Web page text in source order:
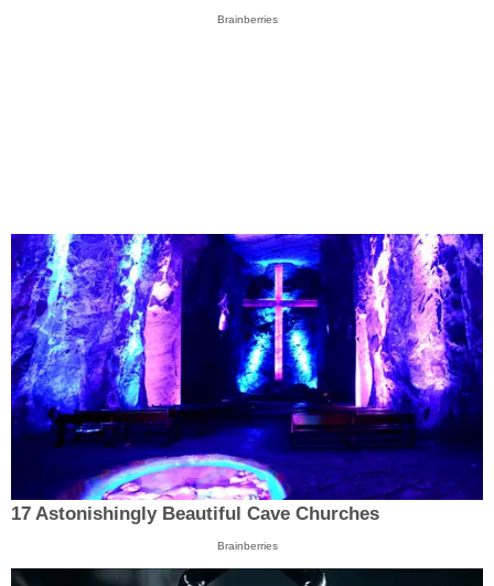
Brainberries
17 Astonishingly Beautiful Cave Churches
Brainberries